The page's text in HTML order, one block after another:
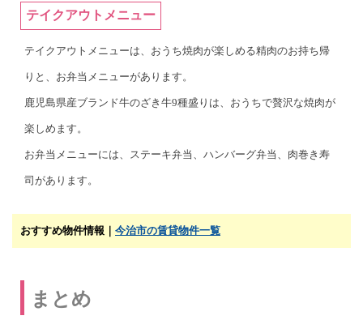
テイクアウトメニュー
テイクアウトメニューは、おうち焼肉が楽しめる精肉のお持ち帰
りと、お弁当メニューがあります。
鹿児島県産ブランド牛のざき牛9種盛りは、おうちで贅沢な焼肉が
楽しめます。
お弁当メニューには、ステーキ弁当、ハンバーグ弁当、肉巻き寿
司があります。
おすすめ物件情報｜ 今治市の賃貸物件一覧
まとめ